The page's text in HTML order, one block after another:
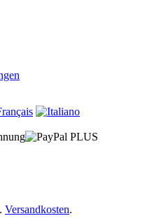
Versandkosten.